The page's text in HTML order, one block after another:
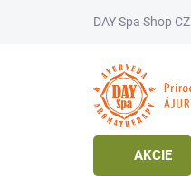
DAY Spa Shop CZ
AKCIE